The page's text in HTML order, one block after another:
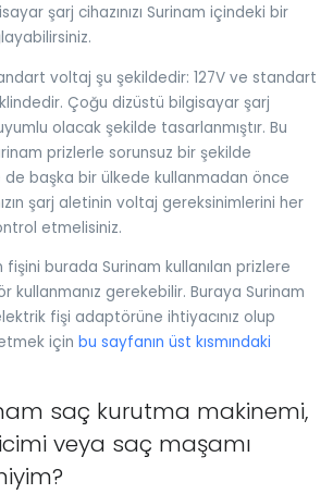
şarj cihazınızı Surinam içindeki bir
voltaj şu şekildedir: 127V ve standart
Çoğu dizüstü bilgisayar şarj
olacak şekilde tasarlanmıştır. Bu
prizlerle sorunsuz bir şekilde
de başka bir ülkede kullanmadan önce
şarj aletinin voltaj gereksinimlerini her
etmelisiniz.
fişini burada Surinam kullanılan prizlere
kullanmanız gerekebilir. Buraya Surinam
fişi adaptörüne ihtiyacınız olup
için bu sayfanın üst kısmındaki
saç kurutma makinemi,
veya saç maşamı